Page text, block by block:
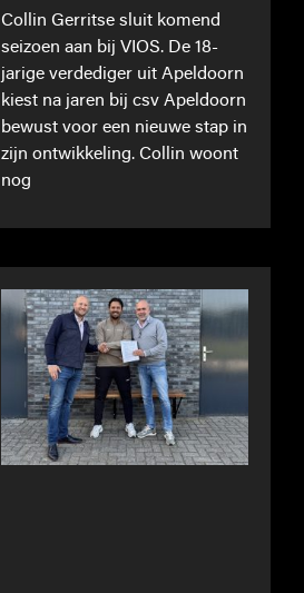
Collin Gerritse sluit komend
seizoen aan bij VIOS. De 18-
jarige verdediger uit Apeldoorn
kiest na jaren bij csv Apeldoorn
bewust voor een nieuwe stap in
zijn ontwikkeling. Collin woont
nog